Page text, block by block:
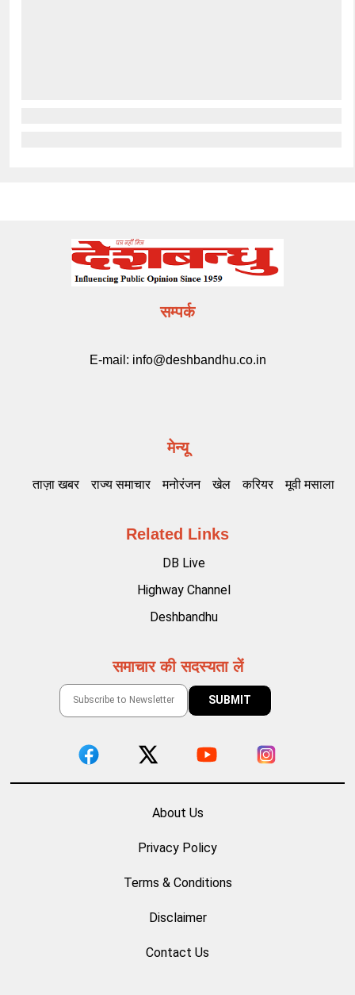
सम्पर्क
E-mail: info@deshbandhu.co.in
मेन्यू
ताज़ा खबर राज्य समाचार मनोरंजन खेल करियर मूवी मसाला
Related Links
DB Live
Highway Channel
Deshbandhu
समाचार की सदस्यता लें
About Us
Privacy Policy
Terms & Conditions
Disclaimer
Contact Us